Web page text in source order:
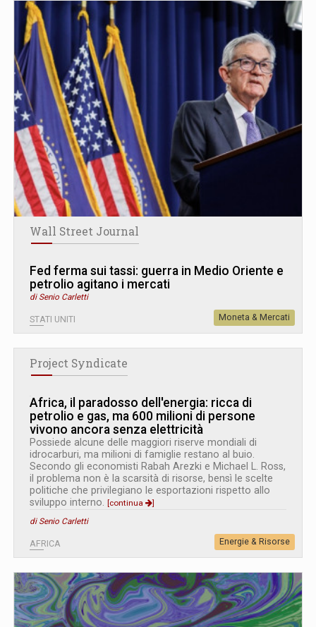
Wall Street Journal
Fed ferma sui tassi: guerra in Medio Oriente e
petrolio agitano i mercati
di Senio Carletti
STATI UNITI Moneta & Mercati
Project Syndicate
Africa, il paradosso dell'energia: ricca di
petrolio e gas, ma 600 milioni di persone
vivono ancora senza elettricità
Possiede alcune delle maggiori riserve mondiali di
idrocarburi, ma milioni di famiglie restano al buio.
Secondo gli economisti Rabah Arezki e Michael L. Ross,
il problema non è la scarsità di risorse, bensì le scelte
politiche che privilegiano le esportazioni rispetto allo
sviluppo interno. [continua
]
di Senio Carletti
AFRICA Energie & Risorse